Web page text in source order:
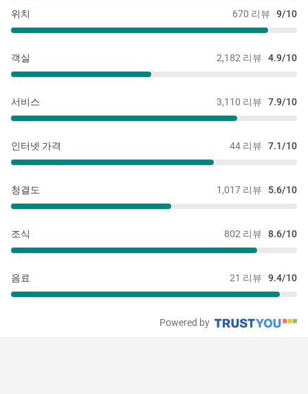
670 리뷰 9/10
위치
2,182 리뷰 4.9/10
객실
3,110 리뷰 7.9/10
서비스
44 리뷰 7.1/10
인터넷 가격
1,017 리뷰 5.6/10
청결도
802 리뷰 8.6/10
조식
21 리뷰 9.4/10
음료
Powered by